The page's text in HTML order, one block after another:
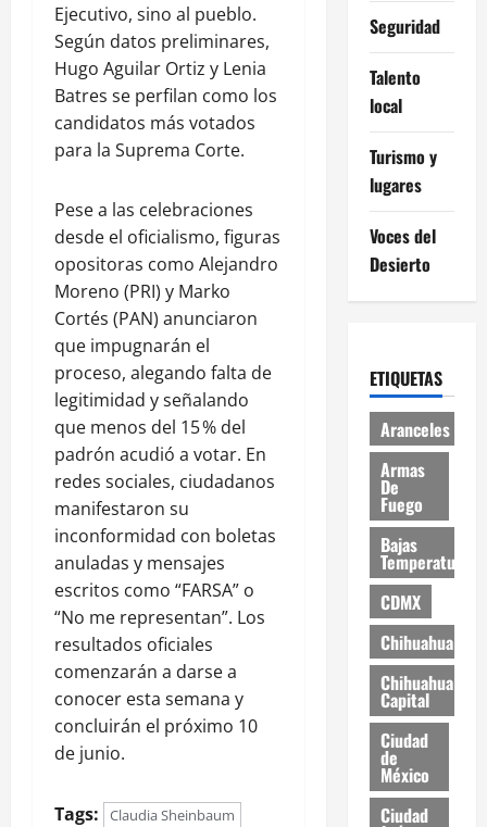
Ejecutivo, sino al pueblo.
Según datos preliminares,
Hugo Aguilar Ortiz y Lenia
Batres se perfilan como los
candidatos más votados
para la Suprema Corte.
Pese a las celebraciones
desde el oficialismo, figuras
opositoras como Alejandro
Moreno (PRI) y Marko
Cortés (PAN) anunciaron
que impugnarán el
proceso, alegando falta de
legitimidad y señalando
que menos del 15 % del
padrón acudió a votar. En
redes sociales, ciudadanos
manifestaron su
inconformidad con boletas
anuladas y mensajes
escritos como “FARSA” o
“No me representan”. Los
resultados oficiales
comenzarán a darse a
conocer esta semana y
concluirán el próximo 10
de junio.
Tags: Claudia Sheinbaum
Seguridad
Talento
local
Turismo y
lugares
Voces del
Desierto
ETIQUETAS
Aranceles
Armas
De
Fuego
Bajas
Temperaturas
CDMX
Chihuahua
Chihuahua
Capital
Ciudad
de
México
Ciudad